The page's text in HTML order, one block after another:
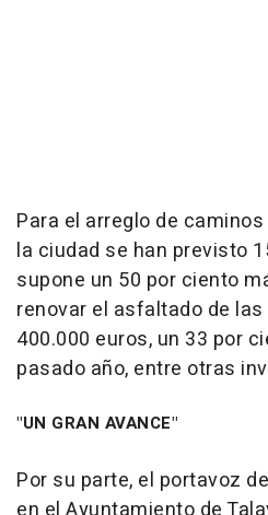
Para el arreglo de
la ciudad se han previsto
supone un 50 por ciento
renovar el asfaltado de
400.000 euros, un 33 por
pasado año, entre otras
"UN GRAN AVANCE"
Por su parte, el portavoz